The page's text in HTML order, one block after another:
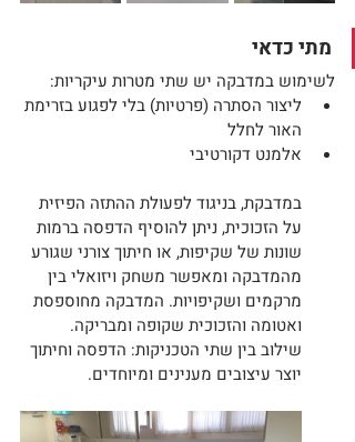
מתי כדאי
לשימוש במדבקה יש שתי מטרות עיקריות:
ליצור הסתרה (פרטיות) בלי לפגוע בזרימת
האור לחלל
אלמנט דקורטיבי
במדבקת, בניגוד לפעולת ההתזה הפיזית
על הזכוכית, ניתן להוסיף הדפסה ברמות
שונות של שקיפות, או חיתוך צורני שגורע
מהמדבקה ומאפשר משחק ויזואלי בין
מרקמים ושקיפויות. המדבקה מחוספסת
ואטומה והזכוכית שקופה ומבריקה.
שילוב בין שתי הטכניקות: הדפסה וחיתוך
יוצר עיצובים מענינים ומיוחדים.